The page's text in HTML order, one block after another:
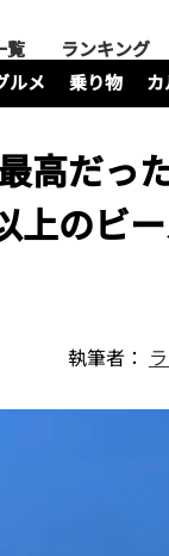
覧 ランキング
ルメ 乗り物
高だっ
上のビ
執筆者：